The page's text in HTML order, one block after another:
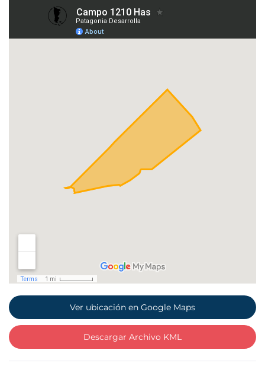
Ver ubicación en Google Maps
Descargar Archivo KML